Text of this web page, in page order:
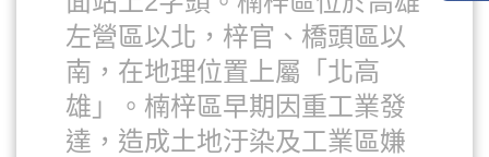
左營區以北，梓官、橋頭區以
南，在地理位置上屬「北高
雄」。楠梓區早期因重工業發
達，造成土地汙染及工業區嫌